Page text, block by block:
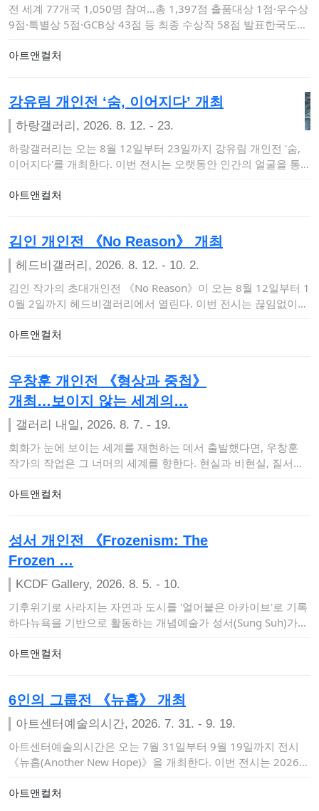
전 세계 77개국 1,050명 참여…총 1,397점 출품대상 1점·우수상
9점·특별상 5점·GCB상 43점 등 최종 수상작 58점 발표한국도자
아트앤컬처
강유림 개인전 ‘숨, 이어지다’ 개최
하랑갤러리, 2026. 8. 12. - 23.
하랑갤러리는 오는 8월 12일부터 23일까지 강유림 개인전 '숨,
이어지다'를 개최한다. 이번 전시는 오랫동안 인간의 얼굴을 통
아트앤컬처
김인 개인전 《No Reason》 개최
헤드비갤러리, 2026. 8. 12. - 10. 2.
김인 작가의 초대개인전 《No Reason》이 오는 8월 12일부터 1
0월 2일까지 헤드비갤러리에서 열린다. 이번 전시는 끊임없이
아트앤컬처
우창훈 개인전 《형상과 중첩》
개최…보이지 않는 세계의…
갤러리 내일, 2026. 8. 7. - 19.
회화가 눈에 보이는 세계를 재현하는 데서 출발했다면, 우창훈
작가의 작업은 그 너머의 세계를 향한다. 현실과 비현실, 질서와
아트앤컬처
성서 개인전 《Frozenism: The
Frozen …
KCDF Gallery, 2026. 8. 5. - 10.
기후위기로 사라지는 자연과 도시를 '얼어붙은 아카이브'로 기록
하다뉴욕을 기반으로 활동하는 개념예술가 성서(Sung Suh)가
아트앤컬처
6인의 그룹전 《뉴홉》 개최
아트센터예술의시간, 2026. 7. 31. - 9. 19.
아트센터예술의시간은 오는 7월 31일부터 9월 19일까지 전시
《뉴홉(Another New Hope)》을 개최한다. 이번 전시는 2026
아트앤컬처